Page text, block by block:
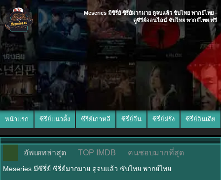
Meseries มีซีรี่ย์ ซีรี่ย์มากมาย ดูจบแล้ว ซับไทย พากย์ไทย -
ดูซีรีย์ออนไลน์ ซับไทย พากย์ไทย ฟรี
หน้าแรก ซีรีย์แนวตั้ง ซีรี่ย์เกาหลี ซีรี่ย์จีน ซีรี่ย์ฝรั่ง ซีรี่ย์อินเดีย
อัพเดทล่าสุด TOP IMDB คนชอบมากที่สุด
Meseries มีซีรี่ย์ ซีรี่ย์มากมาย ดูจบแล้ว ซับไทย พากย์ไทย